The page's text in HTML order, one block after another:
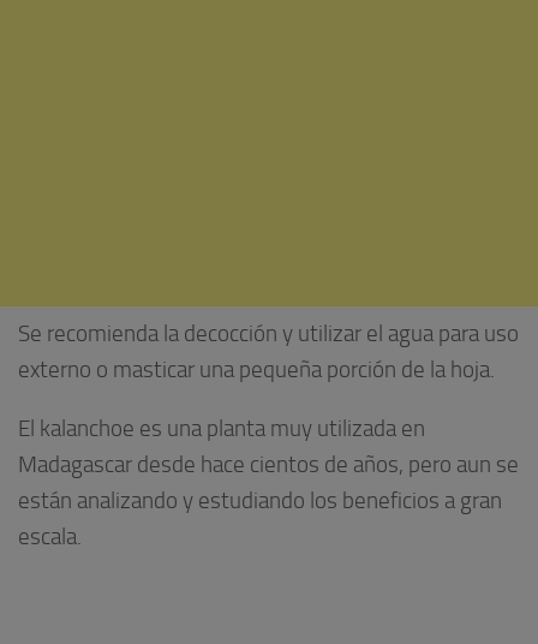
Se recomienda la decocción y utilizar el agua para uso
externo o masticar una pequeña porción de la hoja.
El kalanchoe es una planta muy utilizada en
Madagascar desde hace cientos de años, pero aun se
están analizando y estudiando los beneficios a gran
escala.